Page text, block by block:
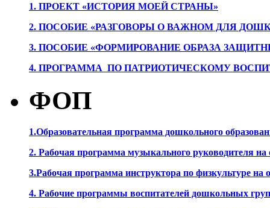
1. ПРОЕКТ «ИСТОРИЯ МОЕЙ СТРАНЫ»
2. ПОСОБИЕ «РАЗГОВОРЫ О ВАЖНОМ ДЛЯ
3. ПОСОБИЕ «ФОРМИРОВАНИЕ ОБРАЗА
4. ПРОГРАММА ПО ПАТРИОТИЧЕСКОМУ
ФОП
1.Образовательная программа дошкольного
2. Рабочая программа музыкального руководителя
3.Рабочая программа инструктора по физкультуре
4. Рабочие программы воспитателей дошкольных